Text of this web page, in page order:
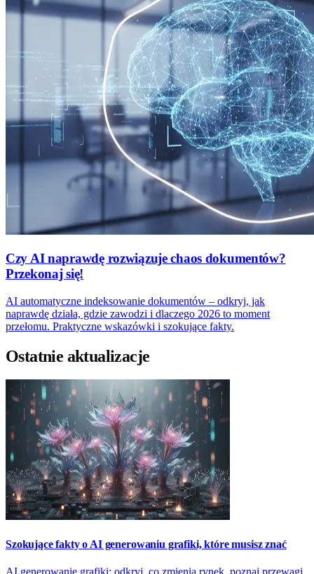
Czy AI naprawdę rozwiązuje chaos dokumentów?
Przekonaj się!
AI automatyczne indeksowanie dokumentów – odkryj, jak
naprawdę działa, gdzie zawodzi i dlaczego 2026 to moment
przełomu. Praktyczne wskazówki i szokujące fakty.
Ostatnie aktualizacje
Szokujące fakty o AI generowaniu grafiki, które musisz znać
AI generowanie grafiki: odkryj, co zmienia rynek, poznaj przewagi,